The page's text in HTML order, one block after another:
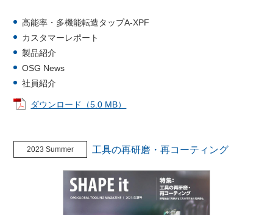
高能率・多機能転造タップA-XPF
カスタマーレポート
製品紹介
OSG News
社員紹介
ダウンロード（5.0 MB）
2023 Summer 工具の再研磨・再コーティング